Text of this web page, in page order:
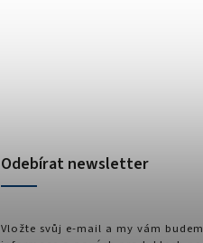
Odebírat newsletter
Vložte svůj e-mail a my vám